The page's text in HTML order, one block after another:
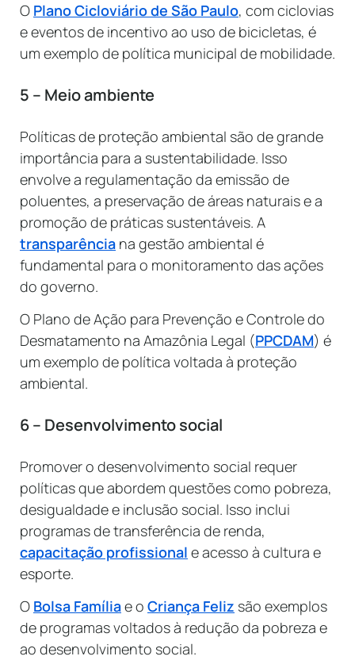
O Plano Cicloviário de São Paulo, com ciclovias
e eventos de incentivo ao uso de bicicletas, é
um exemplo de política municipal de mobilidade.
5 – Meio ambiente
Políticas de proteção ambiental são de grande
importância para a sustentabilidade. Isso
envolve a regulamentação da emissão de
poluentes, a preservação de áreas naturais e a
promoção de práticas sustentáveis. A
transparência na gestão ambiental é
fundamental para o monitoramento das ações
do governo.
O Plano de Ação para Prevenção e Controle do
Desmatamento na Amazônia Legal (PPCDAM) é
um exemplo de política voltada à proteção
ambiental.
6 – Desenvolvimento social
Promover o desenvolvimento social requer
políticas que abordem questões como pobreza,
desigualdade e inclusão social. Isso inclui
programas de transferência de renda,
capacitação profissional e acesso à cultura e
esporte.
O Bolsa Famíliae o Criança Feliz são exemplos
de programas voltados à redução da pobreza e
ao desenvolvimento social.